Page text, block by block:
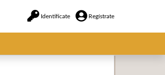
Identifícate Regístrate